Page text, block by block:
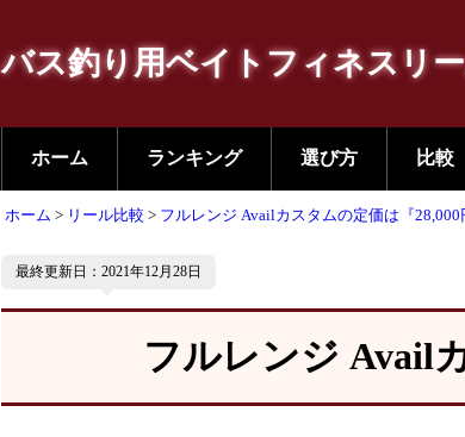
バス釣り用ベイトフィネスリ
ホーム ランキング 選び方 比較
ホーム リール比較 フルレンジ Availカスタムの定価は『28,000
最終更新日：2021年12月28日
フルレンジ Avail